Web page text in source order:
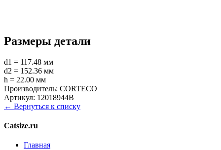
Размеры детали
d1 = 117.48 мм
d2 = 152.36 мм
h = 22.00 мм
Производитель: CORTECO
Артикул: 12018944B
← Вернуться к списку
Catsize.ru
Главная